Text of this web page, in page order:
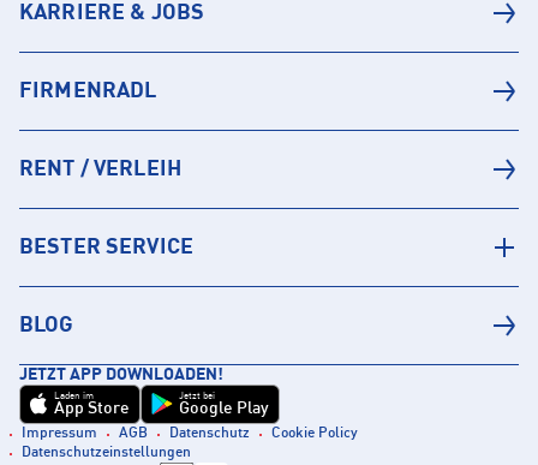
KARRIERE & JOBS
FIRMENRADL
RENT / VERLEIH
BESTER SERVICE
BLOG
JETZT APP DOWNLOADEN!
Laden im
App Store
Jetzt bei
Google Play
Impressum AGB Datenschutz
Cookie Policy
Datenschutzeinstellungen